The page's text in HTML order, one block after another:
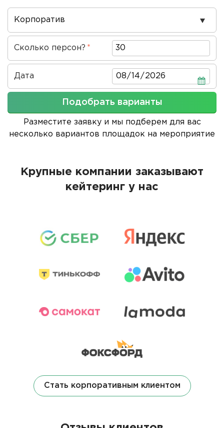
Повод
проведения
Сколько персон?
Дата Дата
Подобрать варианты
Разместите заявку и мы подберем для вас
несколько вариантов площадок на мероприятие
Крупные компании заказывают
кейтеринг у нас
Стать корпоративным клиентом